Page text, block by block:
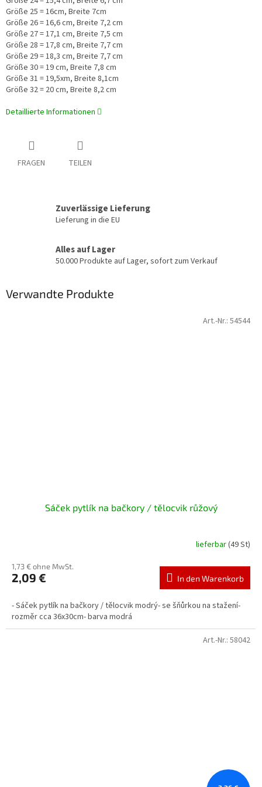
Größe 25 = 16cm, Breite 7cm
Größe 26 = 16,6 cm, Breite 7,2 cm
Größe 27 = 17,1 cm, Breite 7,5 cm
Größe 28 = 17,8 cm, Breite 7,7 cm
Größe 29 = 18,3 cm, Breite 7,7 cm
Größe 30 = 19 cm, Breite 7,8 cm
Größe 31 = 19,5xm, Breite 8,1cm
Größe 32 = 20 cm, Breite 8,2 cm
Detaillierte Informationen
FRAGEN TEILEN
Zuverlässige Lieferung
Lieferung in die EU
Alles auf Lager
50.000 Produkte auf Lager, sofort zum Verkauf
Verwandte Produkte
Sáček pytlík na bačkory / tělocvik růžový
lieferbar(49 St)
1,73 € ohne MwSt.
2,09 € In den Warenkorb
- Sáček pytlík na bačkory / tělocvik modrý- se šňůrkou na stažení-
rozměr cca 36x30cm- barva modrá
Art.-Nr.: 54544
Art.-Nr.: 58042